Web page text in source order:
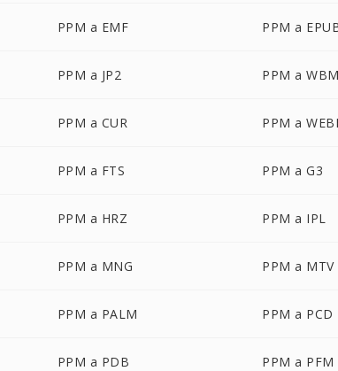
PPM a EMF PPM a
PPM a JP2 PPM a
PPM a CUR PPM a
PPM a FTS PPM a G3
PPM a HRZ PPM a IPL
PPM a MNG PPM a MTV
PPM a PALM PPM a PCD
PPM a PDB PPM a PFM